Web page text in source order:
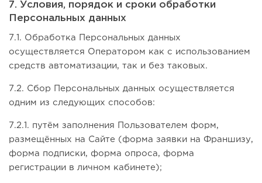
7. Условия, порядок и сроки обработки
Персональных данных
7.1. Обработка Персональных данных
осуществляется Оператором как с использованием
средств автоматизации, так и без таковых.
7.2. Сбор Персональных данных осуществляется
одним из следующих способов:
7.2.1. путём заполнения Пользователем форм,
размещённых на Сайте (форма заявки на Франшизу,
форма подписки, форма опроса, форма
регистрации в личном кабинете);